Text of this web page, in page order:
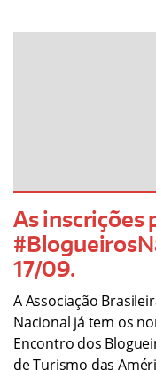
As inscrições
17/09.
A Associação
Nacional já tem os
Encontro dos
de Turismo das